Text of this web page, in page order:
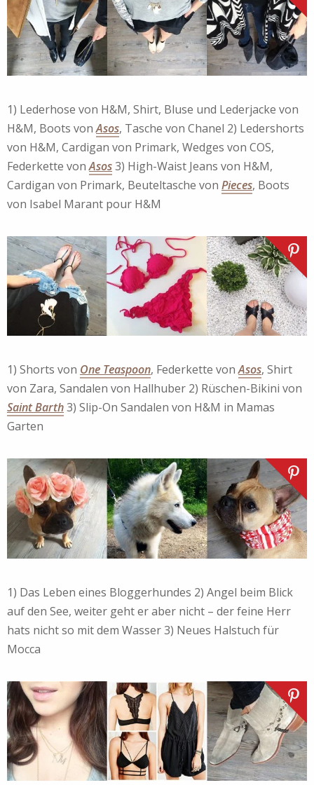
1) Lederhose von H&M, Shirt, Bluse und Lederjacke von
H&M, Boots vonAsos, Tasche von Chanel 2) Ledershorts
von H&M, Cardigan von Primark, Wedges von COS,
Federkette vonAsos3) High-Waist Jeans von H&M,
Cardigan von Primark, Beuteltasche von Pieces, Boots
von Isabel Marant pour H&M
1) Shorts von One Teaspoon, Federkette vonAsos, Shirt
von Zara, Sandalen von Hallhuber 2) Rüschen-Bikini von
Saint Barth3) Slip-On Sandalen von H&M in Mamas
Garten
1) Das Leben eines Bloggerhundes 2) Angel beim Blick
auf den See, weiter geht er aber nicht – der feine Herr
hats nicht so mit dem Wasser 3) Neues Halstuch für
Mocca